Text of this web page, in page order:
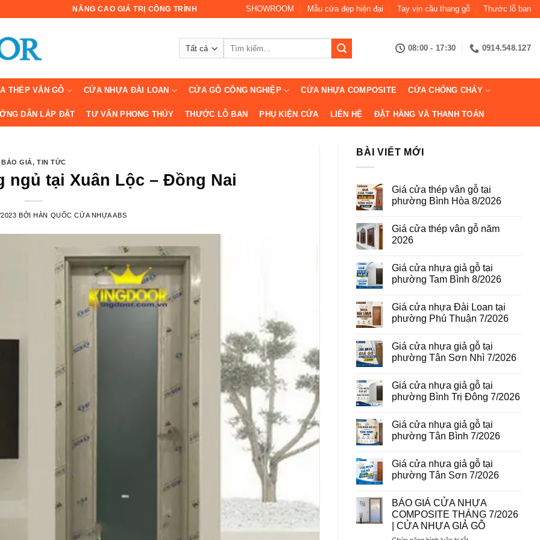
NÂNG CAO GIÁ TRỊ CÔNG TRÌNH SHOWROOM Mẫu cửa đẹp hiện đại Tay vịn cầu thang gỗ Thước lỗ ban
08:00 - 17:30 0914.548.127
THÉP VÂN GỖ CỬA NHỰA ĐÀI LOAN CỬA GỖ CÔNG NGHIỆP CỬA NHỰA COMPOSITE CỬA CHỐNG CHÁY
DẪN LẮP ĐẶT TƯ VẤN PHONG THỦY THƯỚC LỖ BAN PHỤ KIỆN CỬA LIÊN HỆ ĐẶT HÀNG VÀ THANH TOÁN
BÁO GIÁ,TIN TỨC
ngủ tại Xuân Lộc – Đồng Nai
BỞIHÀN QUỐC CỬA NHỰA ABS
BÀI VIẾT MỚI
Giá cửa thép vân gỗ tại
phường Bình Hòa 8/2026
bình
luận
ở
thép
vân
gỗ
Bình
Hòa
8/2026
Giá cửa thép vân gỗ năm
2026
bình
luận
ở
thép
vân
gỗ
Giá cửa nhựa giả gỗ tại
phường Tam Bình 8/2026
bình
luận
ở
nhựa
giả
gỗ
Tam
Bình
8/2026
Giá cửa nhựa Đài Loan tại
phường Phú Thuận 7/2026
bình
luận
ở
nhựa
Đài
Loan
Phú
Thuận
7/2026
Giá cửa nhựa giả gỗ tại
phường Tân Sơn Nhì 7/2026
bình
luận
ở
nhựa
giả
gỗ
Tân
Sơn
Nhì
Giá cửa nhựa giả gỗ tại
phường Bình Trị Đông 7/2026
bình
luận
ở
nhựa
giả
gỗ
Bình
Trị
Đông
7/2026
Giá cửa nhựa giả gỗ tại
phường Tân Bình 7/2026
bình
luận
ở
nhựa
giả
gỗ
tại
Giá cửa nhựa giả gỗ tại
phường Tân Sơn 7/2026
bình
luận
ở
Giá
BÁO GIÁ CỬA NHỰA
COMPOSITE THÁNG 7/2026
| CỬA NHỰA GIẢ GỖ